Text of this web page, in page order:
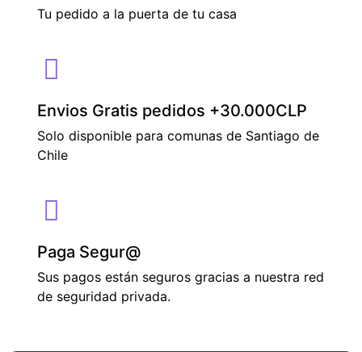
Tu pedido a la puerta de tu casa
Envios Gratis pedidos +30.000CLP
Solo disponible para comunas de Santiago de
Chile
Paga Segur@
Sus pagos están seguros gracias a nuestra red
de seguridad privada.